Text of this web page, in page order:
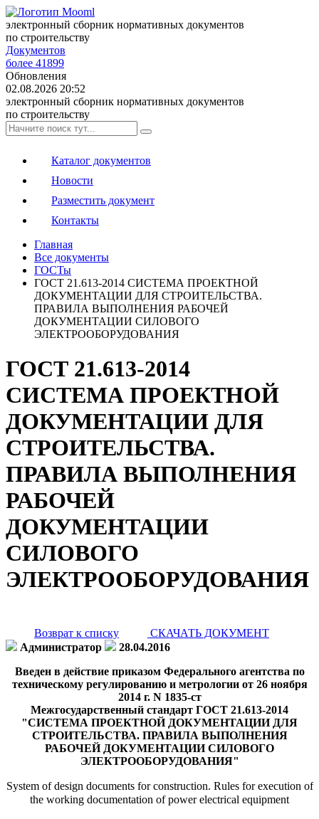
электронный сборник нормативных документов
по строительству
Документов
более 41899
Обновления
02.08.2026 20:52
электронный сборник нормативных документов
по строительству
Каталог документов
Новости
Разместить документ
Контакты
Главная
Все документы
ГОСТы
ГОСТ 21.613-2014 СИСТЕМА ПРОЕКТНОЙ
ДОКУМЕНТАЦИИ ДЛЯ СТРОИТЕЛЬСТВА.
ПРАВИЛА ВЫПОЛНЕНИЯ РАБОЧЕЙ
ДОКУМЕНТАЦИИ СИЛОВОГО
ЭЛЕКТРООБОРУДОВАНИЯ
ГОСТ 21.613-2014
СИСТЕМА ПРОЕКТНОЙ
ДОКУМЕНТАЦИИ ДЛЯ
СТРОИТЕЛЬСТВА.
ПРАВИЛА ВЫПОЛНЕНИЯ
РАБОЧЕЙ
ДОКУМЕНТАЦИИ
СИЛОВОГО
ЭЛЕКТРООБОРУДОВАНИЯ
Возврат к списку
СКАЧАТЬ ДОКУМЕНТ
Администратор
28.04.2016
Введен в действие приказом Федерального агентства по
техническому регулированию и метрологии от 26 ноября
2014 г. N 1835-ст
Межгосударственный стандарт ГОСТ 21.613-2014
"СИСТЕМА ПРОЕКТНОЙ ДОКУМЕНТАЦИИ ДЛЯ
СТРОИТЕЛЬСТВА. ПРАВИЛА ВЫПОЛНЕНИЯ
РАБОЧЕЙ ДОКУМЕНТАЦИИ СИЛОВОГО
ЭЛЕКТРООБОРУДОВАНИЯ"
System of design documents for construction. Rules for execution of
the working documentation of power electrical equipment